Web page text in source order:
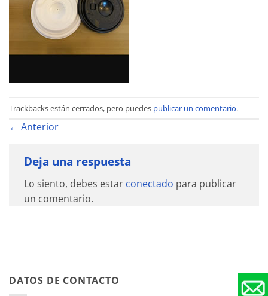
Trackbacks están cerrados, pero puedes publicar un comentario.
← Anterior
Deja una respuesta
Lo siento, debes estar conectado para publicar
un comentario.
DATOS DE CONTACTO